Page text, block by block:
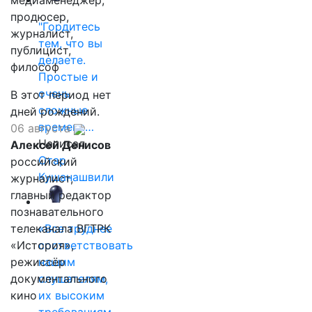
"Гордитесь
тем, что вы
делаете.
Простые и
очень
сложные
времена…
Написал
Отар
Кушанашвили
«Все труднее
соответствовать
нашим
слушателям,
их высоким
продюсер,
журналист,
публицист,
философ
В этот период нет
дней рождений.
06 августа
Алексей Денисов
российский
журналист,
главный редактор
познавательного
телеканала ВГТРК
«История»,
режиссёр
документального
кино